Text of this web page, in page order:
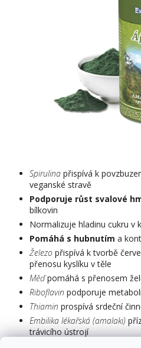
Spirulina přispívá k
veganské stravě
Podporuje růst svalové
bílkovin
Normalizuje hladinu cukru v
Pomáhá s hubnutím a
Železo přispívá k tvorbě
přenosu kyslíku v těle
Měď pomáhá s přenosem
Riboflavin podporuje
Thiamin prospívá srdeční
Embilika lékařská (amalaki)
trávicího ústrojí